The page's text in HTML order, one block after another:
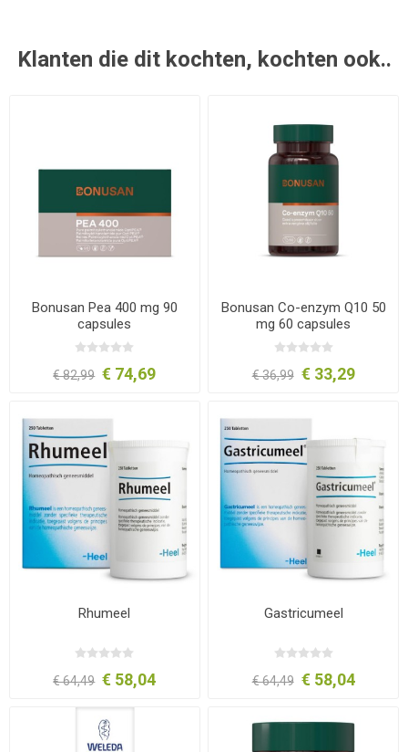
Klanten die dit kochten, kochten ook..
Bonusan Pea 400 mg 90
capsules
€ 82,99 € 74,69
Bonusan Co-enzym Q10 50
mg 60 capsules
€ 36,99 € 33,29
Rhumeel
€ 64,49 € 58,04
Gastricumeel
€ 64,49 € 58,04